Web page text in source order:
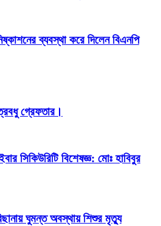
ব্যবস্থা করে দিলেন বিএনপি
গ্রেফতার।
সিকিউরিটি বিশেষজ্ঞ: মোঃ হাবিবুর
ঘুমন্ত অবস্থায় শিশুর মৃত্যু